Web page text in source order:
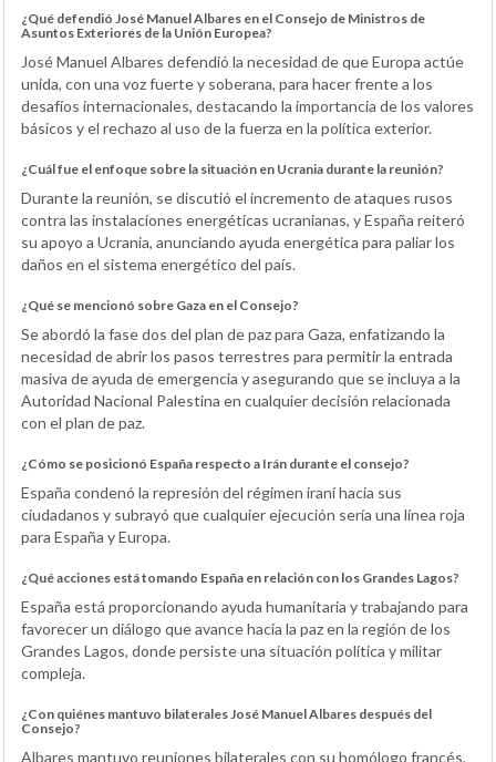
¿Qué defendió José Manuel Albares en el Consejo de Ministros de
Asuntos Exteriores de la Unión Europea?
José Manuel Albares defendió la necesidad de que Europa actúe
unida, con una voz fuerte y soberana, para hacer frente a los
desafíos internacionales, destacando la importancia de los valores
básicos y el rechazo al uso de la fuerza en la política exterior.
¿Cuál fue el enfoque sobre la situación en Ucrania durante la reunión?
Durante la reunión, se discutió el incremento de ataques rusos
contra las instalaciones energéticas ucranianas, y España reiteró
su apoyo a Ucrania, anunciando ayuda energética para paliar los
daños en el sistema energético del país.
¿Qué se mencionó sobre Gaza en el Consejo?
Se abordó la fase dos del plan de paz para Gaza, enfatizando la
necesidad de abrir los pasos terrestres para permitir la entrada
masiva de ayuda de emergencia y asegurando que se incluya a la
Autoridad Nacional Palestina en cualquier decisión relacionada
con el plan de paz.
¿Cómo se posicionó España respecto a Irán durante el consejo?
España condenó la represión del régimen iraní hacia sus
ciudadanos y subrayó que cualquier ejecución sería una línea roja
para España y Europa.
¿Qué acciones está tomando España en relación con los Grandes Lagos?
España está proporcionando ayuda humanitaria y trabajando para
favorecer un diálogo que avance hacia la paz en la región de los
Grandes Lagos, donde persiste una situación política y militar
compleja.
¿Con quiénes mantuvo bilaterales José Manuel Albares después del
Consejo?
Albares mantuvo reuniones bilaterales con su homólogo francés,